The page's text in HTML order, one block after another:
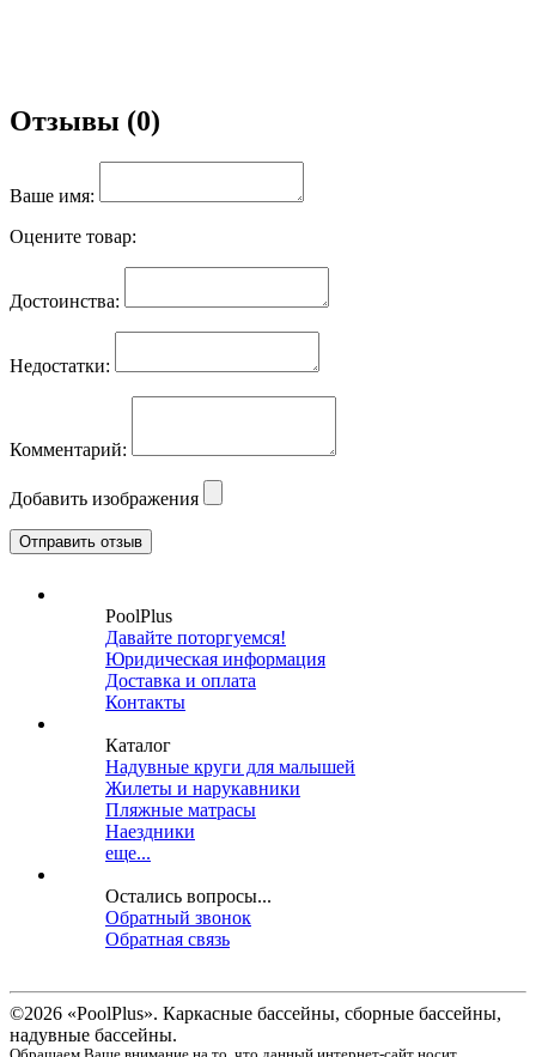
Отзывы (0)
Ваше имя:
Оцените товар:
Достоинства:
Недостатки:
Комментарий:
Добавить изображения
PoolPlus
Давайте поторгуемся!
Юридическая информация
Доставка и оплата
Контакты
Каталог
Надувные круги для малышей
Жилеты и нарукавники
Пляжные матрасы
Наездники
еще...
Остались вопросы...
Обратный звонок
Обратная связь
©2026 «PoolPlus». Каркасные бассейны, сборные бассейны,
надувные бассейны.